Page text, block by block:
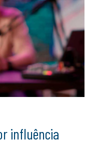
influência